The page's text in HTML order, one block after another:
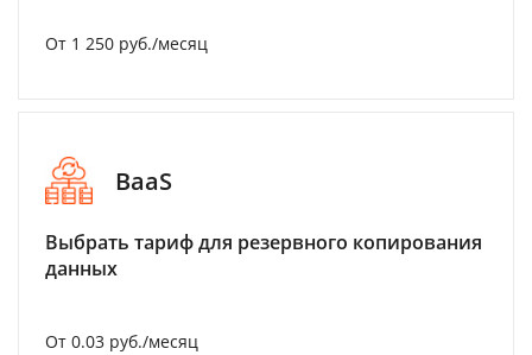
От 1 250 руб./месяц
BaaS
Выбрать тариф для резервного копирования
данных
От 0.03 руб./месяц